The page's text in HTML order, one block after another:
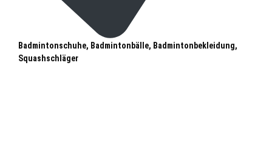
Badmintonschuhe, Badmintonbälle, Badmintonbekleidung,
Squashschläger